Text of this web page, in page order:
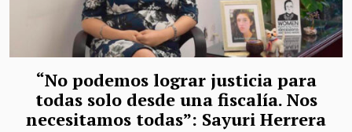
“No podemos lograr justicia para
todas solo desde una fiscalía. Nos
necesitamos todas”: Sayuri Herrera